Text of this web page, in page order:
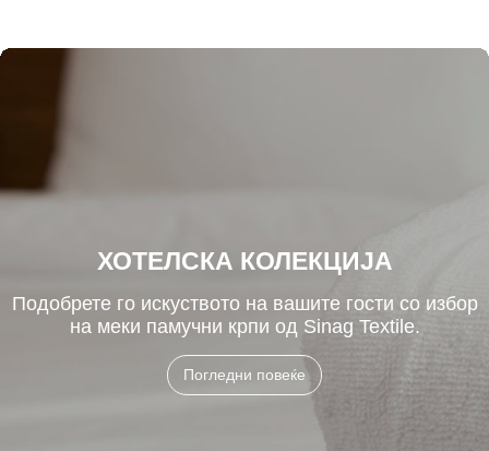
ХОТЕЛСКА КОЛЕКЦИЈА
Подобрете го искуството на вашите гости со избор
на меки памучни крпи од Sinag Textile.
Погледни повеќе